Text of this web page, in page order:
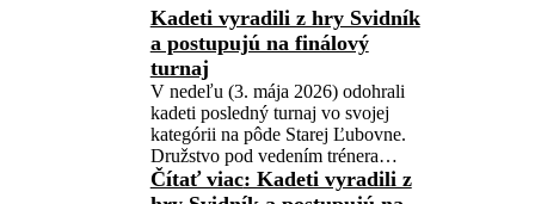
Kadeti vyradili z hry Svidník
a postupujú na finálový
turnaj
V nedeľu (3. mája 2026) odohrali
kadeti posledný turnaj vo svojej
kategórii na pôde Starej Ľubovne.
Družstvo pod vedením trénera…
Čítať viac: Kadeti vyradili z